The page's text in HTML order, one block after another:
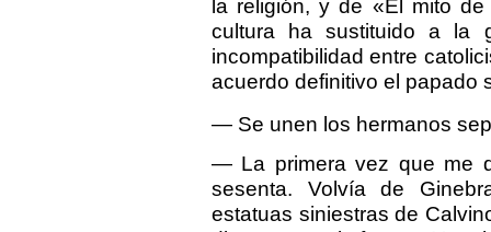
la religión, y de «El mito
cultura ha sustituido a la
incompatibilidad entre
acuerdo definitivo el papado
— Se unen los hermanos
— La primera vez que me
sesenta. Volvía de
estatuas siniestras de